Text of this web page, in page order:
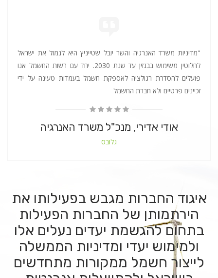
"מדיניות משרד האנרגיה והשר יובל שטייניץ היא לגמול את ישראל
לחלוטין משימוש בבנזין עד שנת 2030. יחד עם רשות החשמל אנו
פועלים להסדרת רגולציה לאספקת חשמל בעמדות טעינה על ידי
זכיינים פרטיים ולא חברת החשמל
אודי אדירי, מנכ"ל משרד האנרגיה
גלובס
איגוד החברות מגבש בפעילותו את
הירתמותן של החברות הפעילות
בתחום להגשמת יעדים נעלים אלו
ולמימוש יעדי ומדיניות הממשלה
לייצור חשמל ממקורות מתחדשים